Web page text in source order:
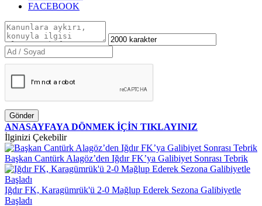
FACEBOOK
Gönder
ANASAYFAYA DÖNMEK İÇİN TIKLAYINIZ
İlginizi Çekebilir
Başkan Cantürk Alagöz’den Iğdır FK’ya Galibiyet Sonrası Tebrik
Iğdır FK, Karagümrük'ü 2-0 Mağlup Ederek Sezona Galibiyetle
Başladı